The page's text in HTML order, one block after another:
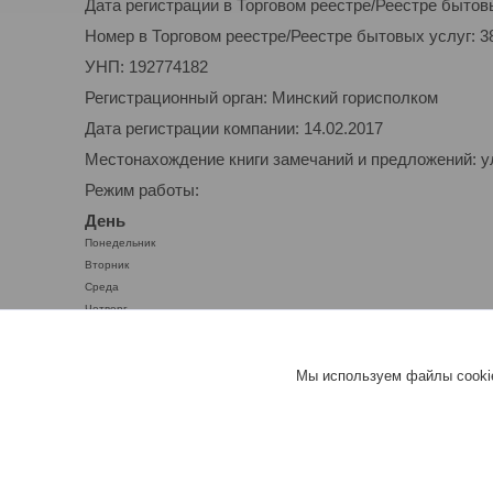
Дата регистрации в Торговом реестре/Реестре
Номер в Торговом реестре/Реестре бытовых услуг:
УНП: 192774182
Регистрационный орган: Минский горисполком
Дата регистрации компании: 14.02.2017
Местонахождение книги замечаний и предложений:
Режим работы:
День
Понедельник
Вторник
Среда
Четверг
Мы используем файлы